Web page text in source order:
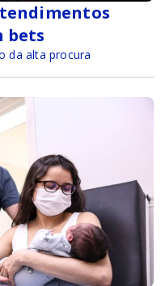
bets
da alta procura